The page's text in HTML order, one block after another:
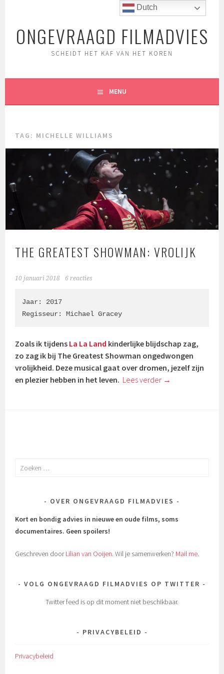
inhoudONGEVRAAGD FILMADVIES
SCHEIDT HET KAF VAN HET KOREN
MENU
TAG: MICHELLE WILLIAMS
THE GREATEST SHOWMAN: VROLIJK
10 januari 2018 6 reacties
Jaar: 2017
Regisseur: Michael Gracey
Zoals ik tijdens La La Land kinderlijke blijdschap zag,
zo zag ik bij The Greatest Showman ongedwongen
vrolijkheid. Deze musical gaat over dromen, jezelf zijn
en plezier hebben in het leven. Lees verder →
Zoeken
OVER ONGEVRAAGD FILMADVIES
Kort en bondig advies in nieuwe en oude films, soms
documentaires. Geen spoilers!
Geschreven doorLilian van Ooijen. Wil je samenwerken? Mail me.
VOLG ONGEVRAAGD FILMADVIES OP TWITTER
Twitter feed is op dit moment niet beschikbaar.
PRIVACYBELEID
Privacybeleid
Dutch